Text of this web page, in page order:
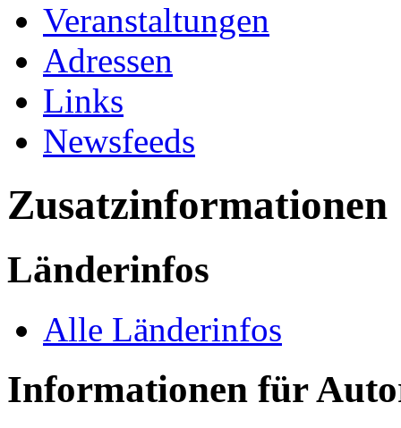
Veranstaltungen
Adressen
Links
Newsfeeds
Zusatzinformationen
Länderinfos
Alle Länderinfos
Informationen für